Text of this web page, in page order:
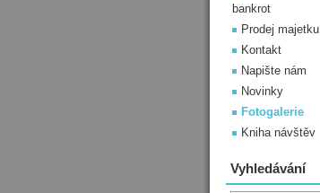
bankrot
Prodej majetku
Kontakt
Napište nám
Novinky
Fotogalerie
Kniha návštěv
Vyhledávání